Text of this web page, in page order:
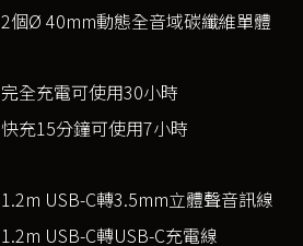
2個Ø 40mm動態全音域碳纖維單體
完全充電可使用30小時
快充15分鐘可使用7小時
1.2m USB-C轉3.5mm立體聲音訊線
1.2m USB-C轉USB-C充電線